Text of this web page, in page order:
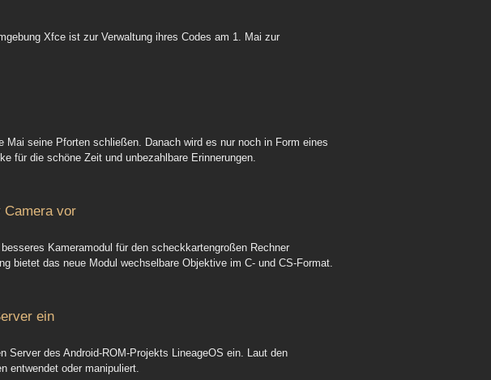
Xfce ist zur Verwaltung ihres Codes am 1. Mai zur
Mai seine Pforten schließen. Danach wird es nur noch in Form eines
für die schöne Zeit und unbezahlbare Erinnerungen.
Camera vor
Kameramodul für den scheckkartengroßen Rechner
bietet das neue Modul wechselbare Objektive im C- und CS-Format.
ein
Server des Android-ROM-Projekts LineageOS ein. Laut den
entwendet oder manipuliert.